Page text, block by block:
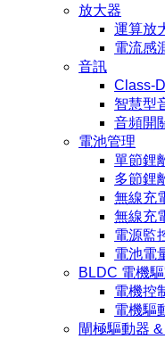
放大器
運算放
電流感
音訊
Class-
智慧型
音頻開
電池管理
單節鋰
多節鋰
無線充
無線充
電源監
電池電
BLDC 電機
電機控
電機驅
閘極驅動器